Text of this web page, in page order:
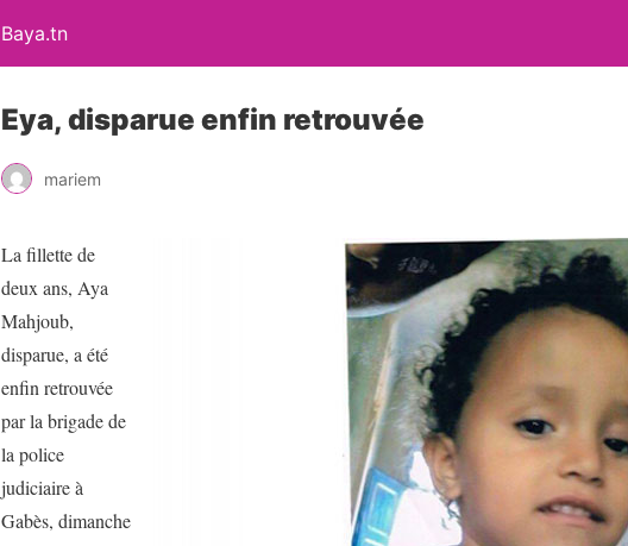
Baya.tn
Eya, disparue enfin retrouvée
mariem
La fillette de
deux ans, Aya
Mahjoub,
disparue, a été
enfin retrouvée
par la brigade de
la police
judiciaire à
Gabès, dimanche